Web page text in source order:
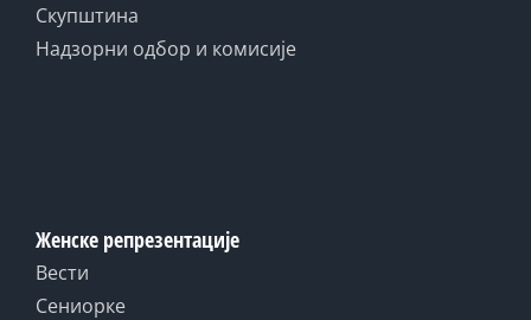
Скупштина
Надзорни одбор и комисије
Женске репрезентације
Вести
Сениорке